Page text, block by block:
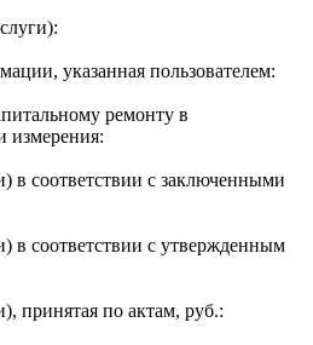
указанная пользователем:
ремонту в
измерения:
в соответствии с заключенными
в соответствии с утвержденным
принятая по актам, руб.: